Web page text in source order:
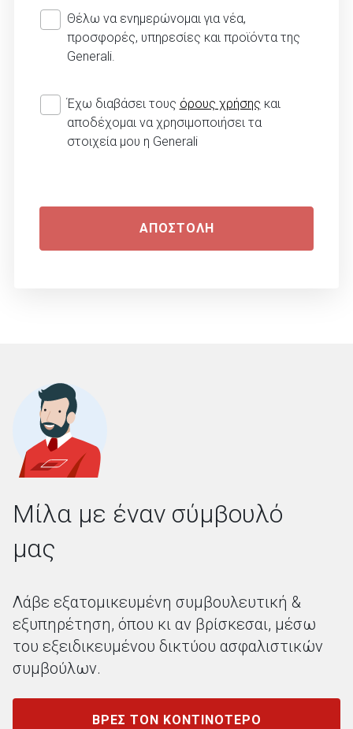
Θέλω να ενημερώνομαι για νέα,
προσφορές, υπηρεσίες και προϊόντα της
Generali.
Έχω διαβάσει τους όρους χρήσης και
αποδέχομαι να χρησιμοποιήσει τα
στοιχεία μου η Generali
ΑΠΟΣΤΟΛΗ
Μίλα με έναν σύμβουλό
μας
Λάβε εξατομικευμένη συμβουλευτική &
εξυπηρέτηση, όπου κι αν βρίσκεσαι, μέσω
του εξειδικευμένου δικτύου ασφαλιστικών
συμβούλων.
ΒΡΕΣ ΤΟΝ ΚΟΝΤΙΝΟΤΕΡΟ